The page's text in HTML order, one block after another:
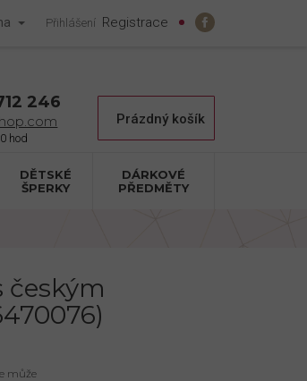
Přihlášení Registrace
246
Nákupní
Prázdný košík
DĚTSKÉ
ŠPERKY
DÁRKOVÉ
PŘEDMĚTY
českým
může